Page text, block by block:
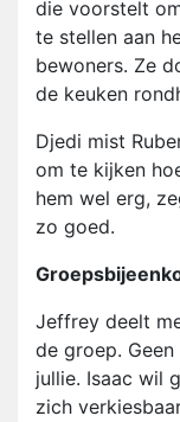
die voorstelt
te stellen aan
bewoners. Ze
de keuken
Djedi mist
om te kijken
hem wel erg,
zo goed.
Jeffrey deelt
de groep.
jullie. Isaac wil
zich